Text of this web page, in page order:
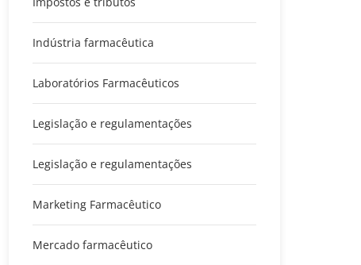
Indústria farmacêutica
Laboratórios Farmacêuticos
Legislação e regulamentações
Legislação e regulamentações
Marketing Farmacêutico
Mercado farmacêutico